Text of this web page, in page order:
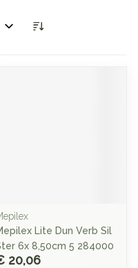
Lite Dun Verb Sil
6x 8,50cm 5 284000
20,06